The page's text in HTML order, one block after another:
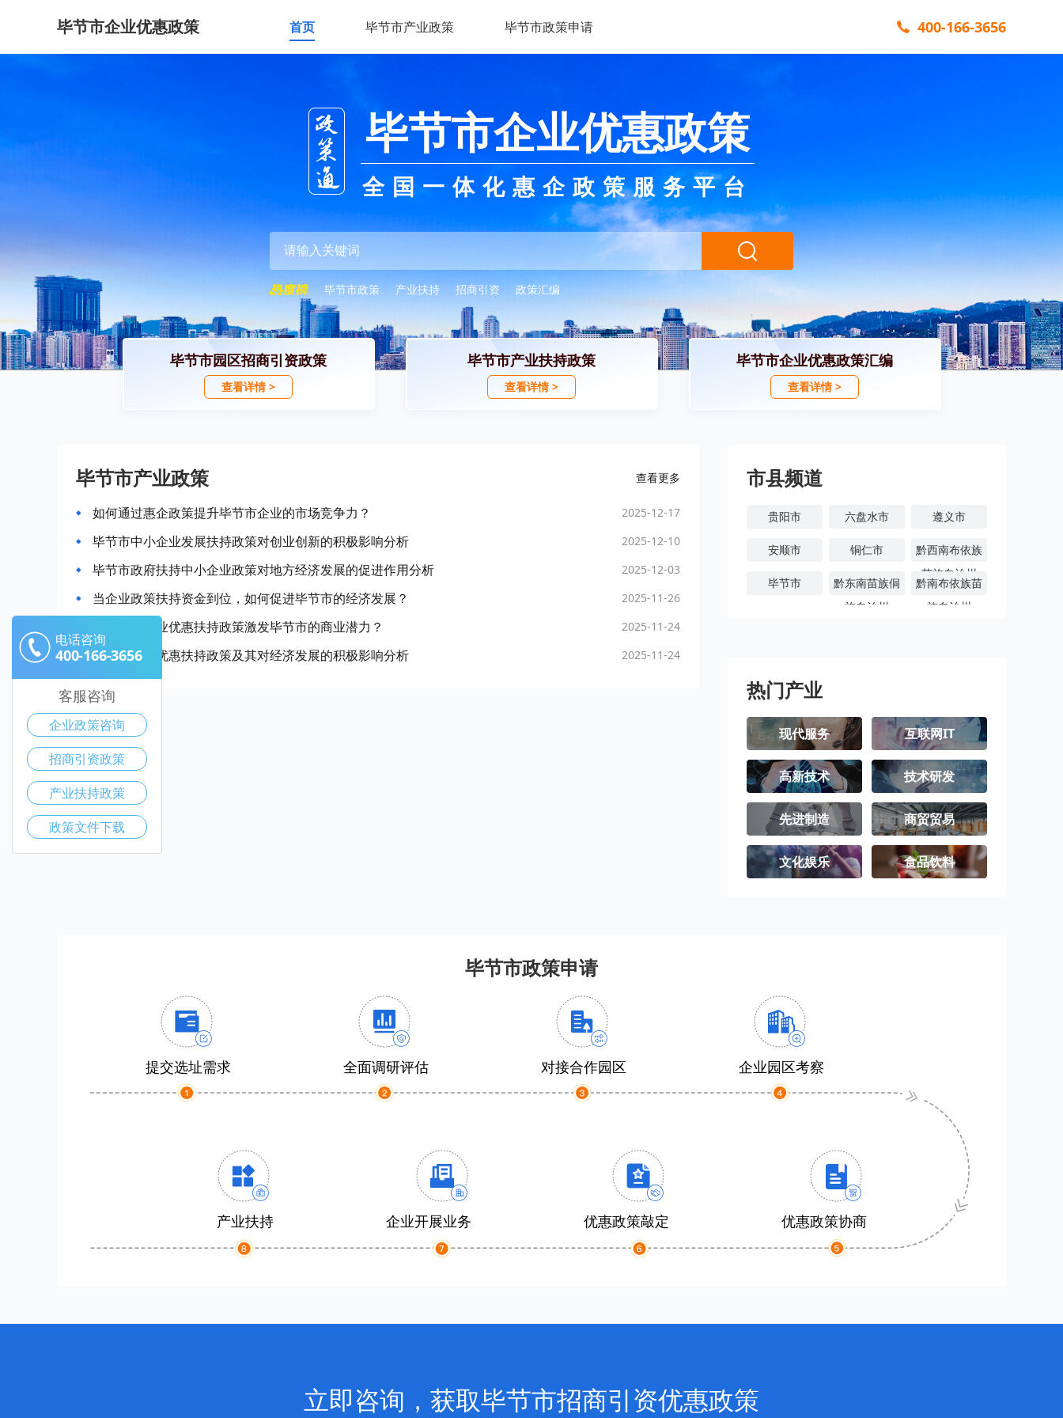
毕节市企业优惠政策 首页 毕节市产业政策 毕节市政策申请 400-166-3656
毕节市企业优惠政策
全国一体化惠企政策服务平台
毕节市政策 产业扶持 招商引资 政策汇编
毕节市园区招商引资政策
查看详情 >
毕节市产业扶持政策
查看详情 >
毕节市企业优惠政策汇编
查看详情 >
毕节市产业政策 查看更多
如何通过惠企政策提升毕节市企业的市场竞争力？ 2025-12-17
毕节市中小企业发展扶持政策对创业创新的积极影响分析 2025-12-10
毕节市政府扶持中小企业政策对地方经济发展的促进作用分析 2025-12-03
当企业政策扶持资金到位，如何促进毕节市的经济发展？ 2025-11-26
如何通过企业优惠扶持政策激发毕节市的商业潜力？ 2025-11-24
毕节市企业优惠扶持政策及其对经济发展的积极影响分析 2025-11-24
市县频道
贵阳市 六盘水市 遵义市
安顺市 铜仁市
黔西南布依族
苗族自治州
毕节市
黔东南苗族侗
族自治州
黔南布依族苗
族自治州
热门产业
现代服务 互联网IT
高新技术 技术研发
先进制造 商贸贸易
文化娱乐 食品饮料
毕节市政策申请
提交选址需求 全面调研评估 对接合作园区 企业园区考察
产业扶持 企业开展业务 优惠政策敲定 优惠政策协商
电话咨询
400-166-3656
客服咨询
企业政策咨询
招商引资政策
产业扶持政策
政策文件下载
立即咨询，获取毕节市招商引资优惠政策